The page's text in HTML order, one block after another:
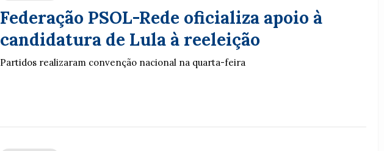
Federação PSOL-Rede oficializa apoio à
candidatura de Lula à reeleição
Partidos realizaram convenção nacional na quarta-feira